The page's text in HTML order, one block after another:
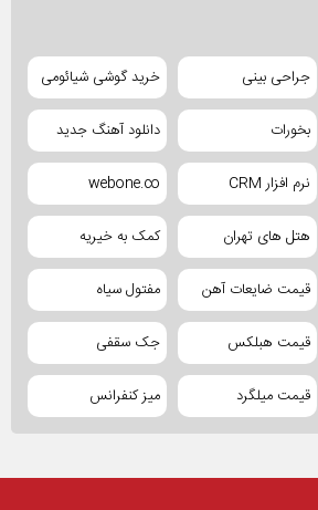
جراحی بینی خرید گوشی شیائومی
بخورات دانلود آهنگ جدید
نرم افزار CRM webone.co
هتل های تهران کمک به خیریه
قیمت ضایعات آهن مفتول سیاه
قیمت هبلکس جک سقفی
قیمت میلگرد میز کنفرانس